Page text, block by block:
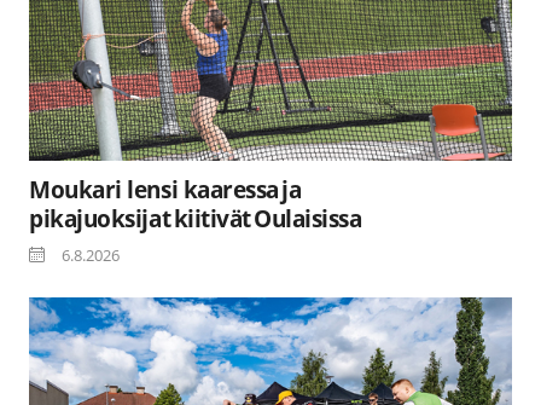
Moukari lensi kaaressa ja
pikajuoksijat kiitivät Oulaisissa
6.8.2026